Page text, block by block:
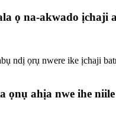
ọ na-akwado ịchaji
ndị ọrụ nwere ike ịchaji
ọnụ ahịa nwe ihe